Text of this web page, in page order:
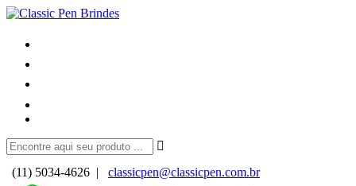
(11) 5034-4626 |
classicpen@classicpen.com.br